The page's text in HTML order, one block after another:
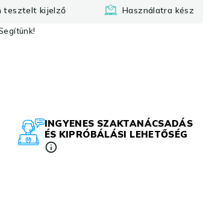
tesztelt kijelző Használatra kész
INGYENES SZAKTANÁCSADÁS
ÉS KIPRÓBÁLÁSI LEHETŐSÉG